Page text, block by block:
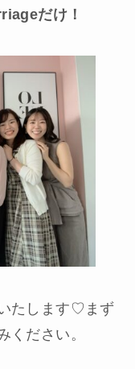
だけ！
たします♡まず
ください。